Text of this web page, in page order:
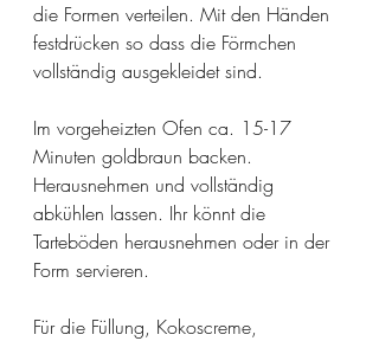
die Formen verteilen. Mit den Händen
festdrücken so dass die Förmchen
vollständig ausgekleidet sind.
Im vorgeheizten Ofen ca. 15-17
Minuten goldbraun backen.
Herausnehmen und vollständig
abkühlen lassen. Ihr könnt die
Tarteböden herausnehmen oder in der
Form servieren.
Für die Füllung, Kokoscreme,